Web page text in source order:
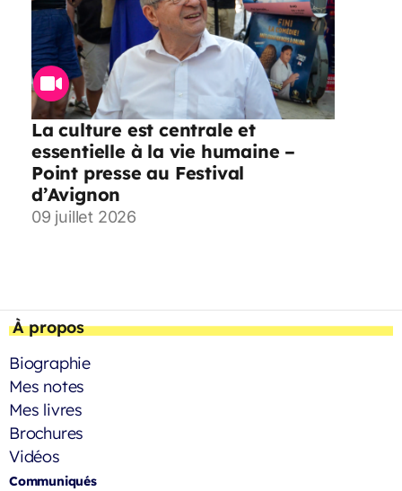
La culture est centrale et
essentielle à la vie humaine –
Point presse au Festival
d’Avignon
09 juillet 2026
À propos
Biographie
Mes notes
Mes livres
Brochures
Vidéos
Communiqués